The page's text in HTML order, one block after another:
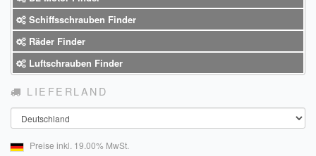
Schiffsschrauben Finder
Räder Finder
Luftschrauben Finder
LIEFERLAND
Land
Preise inkl. 19.00% MwSt.